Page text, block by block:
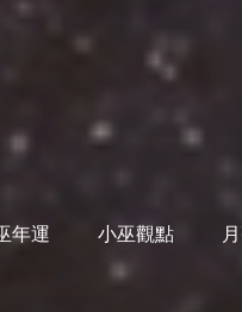
年運 小巫觀點